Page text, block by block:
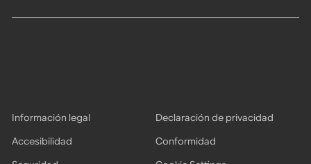
Información legal
Declaración de privacidad
Accesibilidad
Conformidad